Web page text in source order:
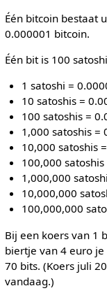
Één bitcoin bestaat
0.000001 bitcoin.
Één bit is 100
1 satoshi =
10 satoshis =
100 satoshis =
1,000 satoshis =
10,000 satoshis
100,000
1,000,000
10,000,000
100,000,000
Bij een koers van 1
biertje van 4 euro
70 bits. (Koers juli
vandaag.)